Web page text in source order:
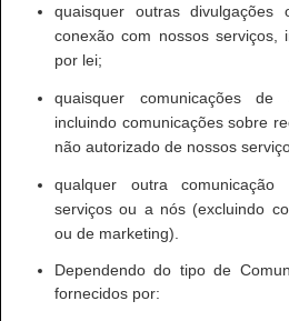
quaisquer outras divulgações
conexão com nossos serviços,
por lei;
quaisquer comunicações de
incluindo comunicações sobre
não autorizado de nossos
qualquer outra comunicação
serviços ou a nós (excluindo
ou de marketing).
Dependendo do tipo de
fornecidos por: